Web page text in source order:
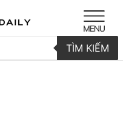
TÌM KIẾM